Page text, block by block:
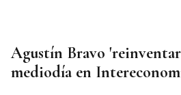
Agustín Bravo
mediodía en